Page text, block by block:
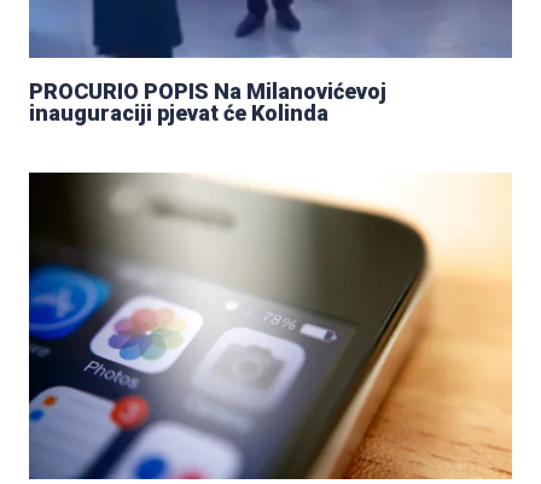
PROCURIO POPIS Na Milanovićevoj
inauguraciji pjevat će Kolinda